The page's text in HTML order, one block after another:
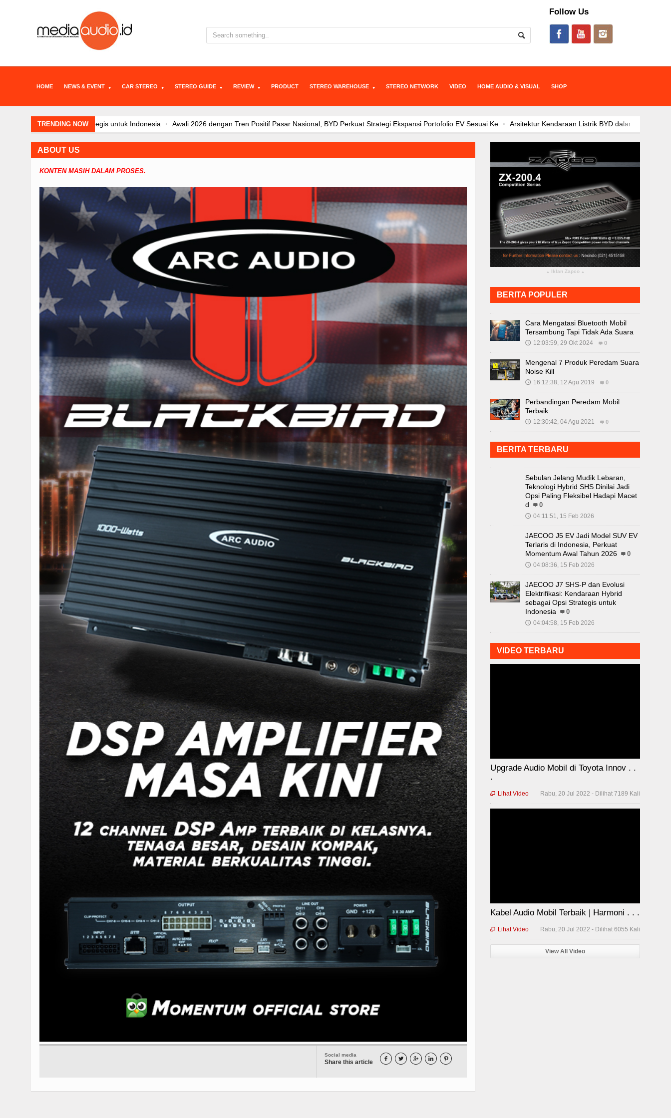
Follow Us
HOME NEWS & EVENT CAR STEREO STEREO GUIDE REVIEW PRODUCT STEREO WAREHOUSE STEREO NETWORK VIDEO HOME AUDIO & VISUAL SHOP
TRENDING NOW Awali 2026 dengan Tren Positif Pasar Nasional, BYD Perkuat Strategi Ekspansi Portofolio EV Sesuai Ke
Arsitektur Kendaraan Listrik BYD dalam Menembus Batas Mobilitas
Kehadiran Robot Humanoid AiMOGA di Booth JAECOO Bikin Pengunjung IIMS 2026 Penasaran
JAECOO J5 EV Jadi “Kanvas” Modifikasi, Konsumen Diajak Berkreasi Rancang
Satu Tahun di Indonesia, JAECOO Mantapkan Diri Sebagai Brand SUV Premium yang Tumbuh Cepat Lewat Tek
Bebas Range Anxiety, JAECOO J5 EV Jadi Solusi Perjalanan
Awali 2026 dengan Tren Positif Pasar Nasional, BYD Perkuat Strategi
JAECOO J5 EV Jadi “Kanvas” Modifikasi, Konsumen Diajak Berkreasi Rancang Mobil Listrik di IIMS 2
JAECOO Kenalkan Program Co-Creation J5 EV di IIMS 2026, Ajak
Sebulan Jelang Mudik Lebaran, Teknologi Hybrid SHS Dinilai Jadi Opsi Paling Fleksibel Hadapi Macet d
JAECOO J5 EV Jadi Model SUV EV Terlaris di Indonesia, Perkuat
ABOUT US
KONTEN MASIH DALAM PROSES.
Social media
Share this article     
▴ Iklan Zapco ▴
BERITA POPULER
Cara Mengatasi Bluetooth Mobil
Tersambung Tapi Tidak Ada Suara
🕔 12:03:59, 29 Okt 2024 0
Mengenal 7 Produk Peredam Suara
Noise Kill
🕔 16:12:38, 12 Agu 2019 0
Perbandingan Peredam Mobil
Terbaik
🕔 12:30:42, 04 Agu 2021 0
BERITA TERBARU
Sebulan Jelang Mudik Lebaran,
Teknologi Hybrid SHS Dinilai Jadi
Opsi Paling Fleksibel Hadapi Macet
d
0
🕔 04:11:51, 15 Feb 2026
JAECOO J5 EV Jadi Model SUV EV
Terlaris di Indonesia, Perkuat
Momentum Awal Tahun 2026
0
🕔 04:08:36, 15 Feb 2026
JAECOO J7 SHS-P dan Evolusi
Elektrifikasi: Kendaraan Hybrid
sebagai Opsi Strategis untuk
Indonesia
0
🕔 04:04:58, 15 Feb 2026
VIDEO TERBARU
Upgrade Audio Mobil di Toyota Innov . .
.
Rabu, 20 Jul 2022 - Dilihat 7189 Kali
 Lihat Video
Kabel Audio Mobil Terbaik | Harmoni . . .
Rabu, 20 Jul 2022 - Dilihat 6055 Kali
 Lihat Video
View All Video